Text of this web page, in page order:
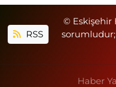
RSS
© Eskişehir
sorumludur;
Haber